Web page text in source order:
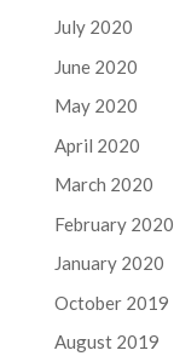
July 2020
June 2020
May 2020
April 2020
March 2020
February 2020
January 2020
October 2019
August 2019